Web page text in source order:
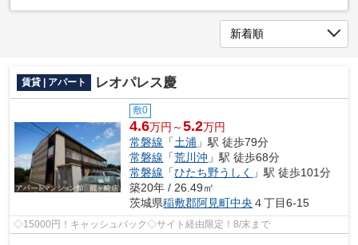
賃貸 | アパート レオパレス慶
敷0
4.6万円～5.2万円
常磐線 「土浦 」駅 徒歩79分
常磐線 「荒川沖 」駅 徒歩68分
常磐線 「ひたち野うしく
」駅 徒歩101分
築20年 / 26.49㎡
茨城県稲敷郡阿見町中央 ４丁目6-15
◇15000円！キャッシュバック◇サイト経由限定！8/末まで